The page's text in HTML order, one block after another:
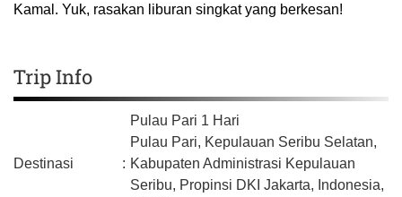
Kamal. Yuk, rasakan liburan singkat yang berkesan!
Trip Info
Destinasi :
Pulau Pari 1 Hari
Pulau Pari, Kepulauan Seribu Selatan,
Kabupaten Administrasi Kepulauan
Seribu, Propinsi DKI Jakarta, Indonesia,